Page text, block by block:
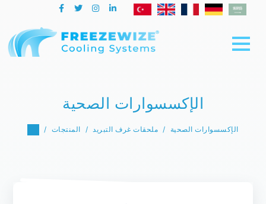
الإكسسوارات الصحية
المنتجات ملحقات غرف التبريد الإكسسوارات الصحية